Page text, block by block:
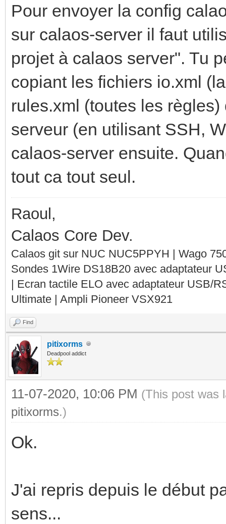
Pour envoyer la config
sur calaos-server il faut
projet à calaos server". Tu
copiant les fichiers io.xml
rules.xml (toutes les
serveur (en utilisant SSH,
calaos-server ensuite.
tout ca tout seul.
Raoul,
Calaos Core Dev.
Calaos git sur NUC NUC5PPYH | Wago
Sondes 1Wire DS18B20 avec adaptateur
| Ecran tactile ELO avec adaptateur USB/
Ultimate | Ampli Pioneer VSX921
Find
pitixorms
Deadpool addict
11-07-2020, 10:06 PM (This post was
pitixorms.)
Ok.
J'ai repris depuis le début
sens...